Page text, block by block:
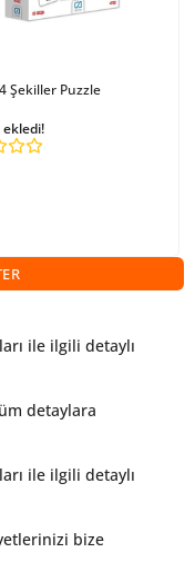
Şekiller Puzzle
ekledi!
inceledi!
ile ilgili detaylı
detaylara
ile ilgili detaylı
bize